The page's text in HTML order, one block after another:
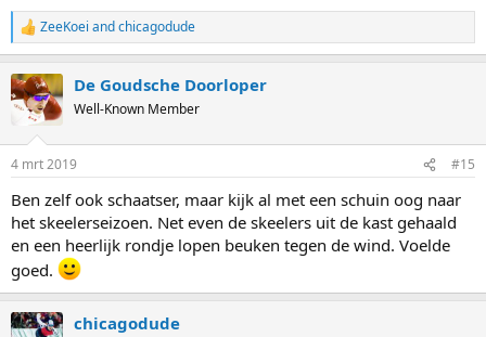
R
e
c
t
s
ZeeKoei andchicagodude
De Goudsche Doorloper
Well-Known Member
4 mrt 2019 #15
Ben zelf ook schaatser, maar kijk al met een schuin oog naar
het skeelerseizoen. Net even de skeelers uit de kast gehaald
en een heerlijk rondje lopen beuken tegen de wind. Voelde
goed.
chicagodude